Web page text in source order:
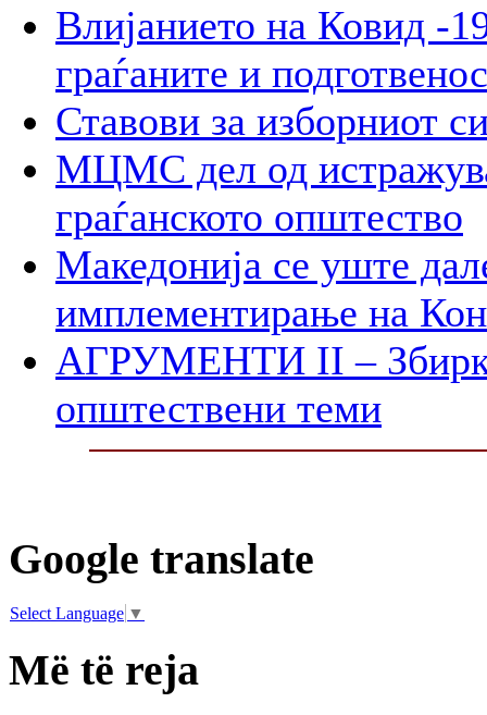
Влијанието на Ковид -
граѓаните и
Ставови за изборниот
МЦМС дел од
граѓанското општество
Македонија се уште
имплементирање на
АГРУМЕНТИ II –
општествени теми
Google translate
Select Language ▼
Më të reja